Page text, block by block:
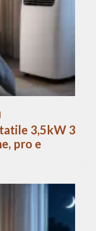
3,5kW 3
pro e